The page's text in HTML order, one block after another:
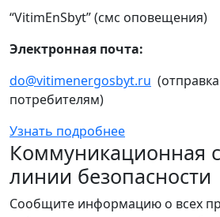
“VitimEnSbyt” (смс оповещения)
Электронная почта:
do@vitimenergosbyt.ru
потребителям)
Узнать подробнее
Коммуникационная
линии безопасности
Сообщите информацию о всех